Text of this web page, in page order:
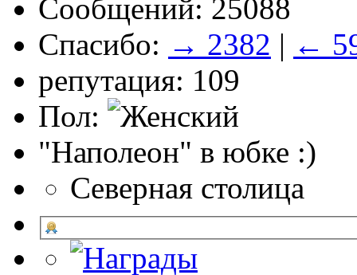
Сообщений: 25088
Спасибо: → 2382 | ←
репутация: 109
Пол:
"Наполеон" в юбке :)
Северная столица